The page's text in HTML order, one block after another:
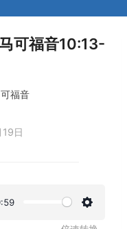
可福音10:13-
福音
日